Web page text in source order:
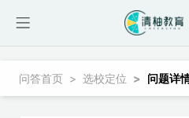
面包屑
问答首页 选校定位 问题详